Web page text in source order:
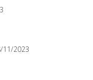
11/2023